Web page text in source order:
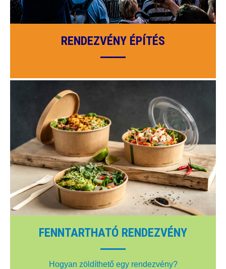
RENDEZVÉNY ÉPÍTÉS
FENNTARTHATÓ RENDEZVÉNY
Hogyan zöldíthető egy rendezvény?